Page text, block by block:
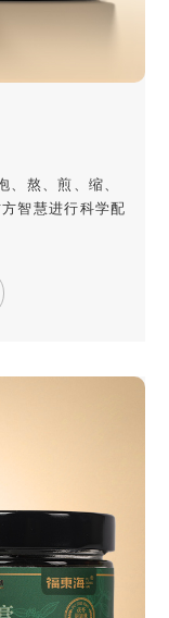
、熬、煎、缩、
智慧进行科学配